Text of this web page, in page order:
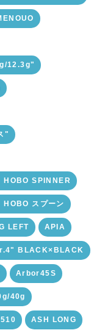
12.3g"
"
HOBO SPINNER
スプーン
LEFT APIA
BLACK×BLACK
Arbor45S
40g
ASH LONG